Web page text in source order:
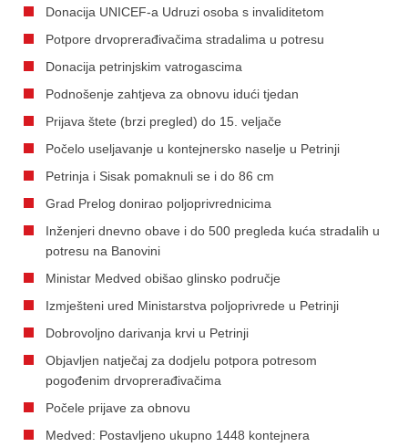
Donacija UNICEF-a Udruzi osoba s invaliditetom
Potpore drvoprerađivačima stradalima u potresu
Donacija petrinjskim vatrogascima
Podnošenje zahtjeva za obnovu idući tjedan
Prijava štete (brzi pregled) do 15. veljače
Počelo useljavanje u kontejnersko naselje u Petrinji
Petrinja i Sisak pomaknuli se i do 86 cm
Grad Prelog donirao poljoprivrednicima
Inženjeri dnevno obave i do 500 pregleda kuća stradalih u
potresu na Banovini
Ministar Medved obišao glinsko područje
Izmješteni ured Ministarstva poljoprivrede u Petrinji
Dobrovoljno darivanja krvi u Petrinji
Objavljen natječaj za dodjelu potpora potresom
pogođenim drvoprerađivačima
Počele prijave za obnovu
Medved: Postavljeno ukupno 1448 kontejnera